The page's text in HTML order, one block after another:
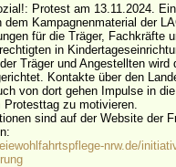
Protest am 13.11.2024.
dem Kampagnenmaterial der
für die Träger, Fachkräfte
in
Träger und Angestellten wird
Kontakte über den
von dort gehen Impulse in
Protesttag zu motivieren.
sind auf der Website der
nrw.de/